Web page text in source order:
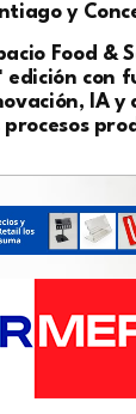
y
Food &
edición con
IA y
procesos